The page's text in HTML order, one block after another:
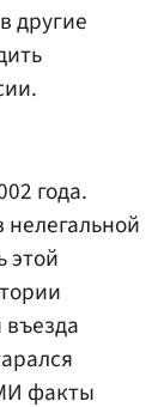
другие
года.
этой
факты